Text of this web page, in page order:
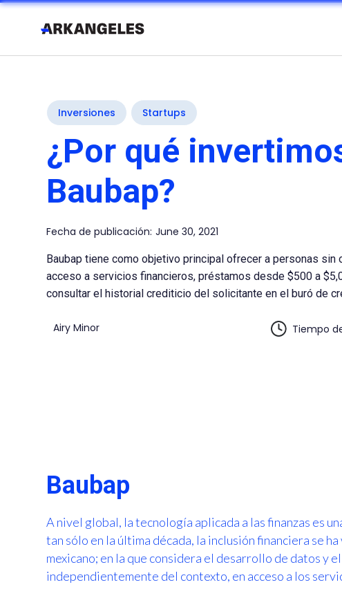
Inversiones Startups
¿Por qué
Baubap?
Fecha de publicación: June 30, 2021
Baubap tiene como objetivo principal ofrecer a personas sin
acceso a servicios financieros, préstamos desde $500 a
consultar el historial crediticio del solicitante en el buró de
Airy Minor Tiempo
Baubap
A nivel global, la tecnología aplicada a las finanzas es
tan sólo en la última década, la inclusión financiera se
mexicano; en la que considera el desarrollo de datos y
independientemente del contexto, en acceso a los